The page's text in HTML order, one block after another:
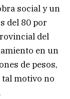
social y un
del 80 por
del
en un
de pesos,
motivo no